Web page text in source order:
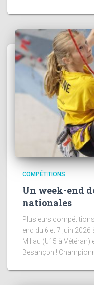
COMPÉTITIONS
Un week-end
nationales
Plusieurs
end du 6 et 7 juin 2026
Millau (U15 à Vétéran)
Besançon !